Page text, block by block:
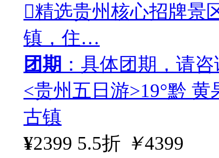
精选贵州核心招牌景
镇，住…
团期 ：具体团期，请
<贵州五日游>19°黔
古镇
¥2399 5.5折 ￥4399